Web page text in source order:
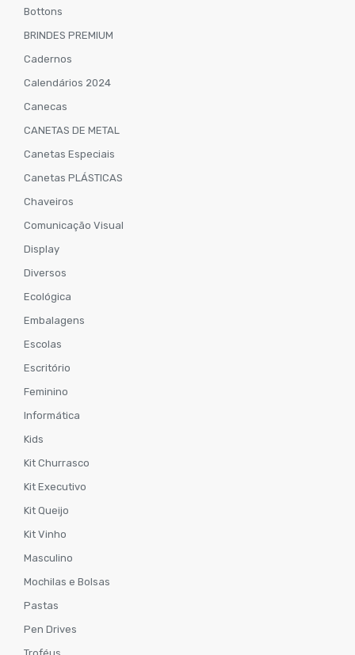
Bottons
BRINDES PREMIUM
Cadernos
Calendários 2024
Canecas
CANETAS DE METAL
Canetas Especiais
Canetas PLÁSTICAS
Chaveiros
Comunicação Visual
Display
Diversos
Ecológica
Embalagens
Escolas
Escritório
Feminino
Informática
Kids
Kit Churrasco
Kit Executivo
Kit Queijo
Kit Vinho
Masculino
Mochilas e Bolsas
Pastas
Pen Drives